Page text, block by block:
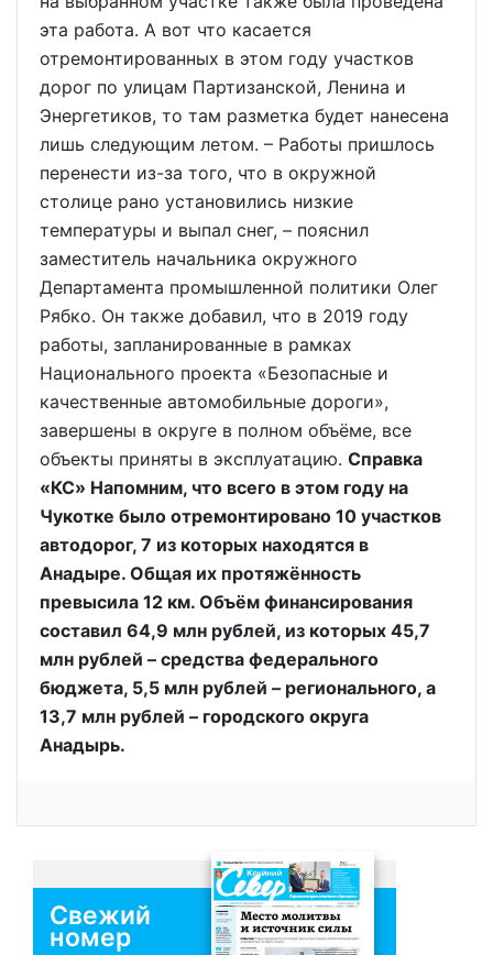
эта работа. А вот что касается
отремонтированных в этом году участков
дорог по улицам Партизанской, Ленина и
Энергетиков, то там разметка будет нанесена
лишь следующим летом. – Работы пришлось
перенести из-за того, что в окружной
столице рано установились низкие
температуры и выпал снег, – пояснил
заместитель начальника окружного
Департамента промышленной политики Олег
Рябко. Он также добавил, что в 2019 году
работы, запланированные в рамках
Национального проекта «Безопасные и
качественные автомобильные дороги»,
завершены в округе в полном объёме, все
объекты приняты в эксплуатацию. Справка
«КС» Напомним, что всего в этом году на
Чукотке было отремонтировано 10 участков
автодорог, 7 из которых находятся в
Анадыре. Общая их протяжённость
превысила 12 км. Объём финансирования
составил 64,9 млн рублей, из которых 45,7
млн рублей – средства федерального
бюджета, 5,5 млн рублей – регионального, а
13,7 млн рублей – городского округа
Анадырь.
Свежий
номер